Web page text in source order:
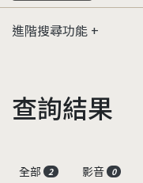
進階搜尋功能
查詢結果
全部
2 影音 0